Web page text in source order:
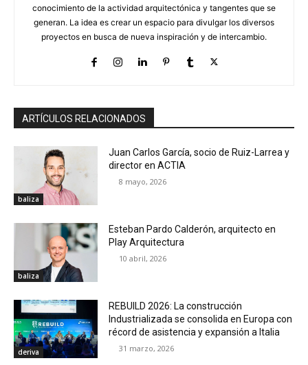
conocimiento de la actividad arquitectónica y tangentes que se
generan. La idea es crear un espacio para divulgar los diversos
proyectos en busca de nueva inspiración y de intercambio.
ARTÍCULOS RELACIONADOS
baliza
Juan Carlos García, socio de Ruiz-Larrea y
director en ACTIA
8 mayo, 2026
baliza
Esteban Pardo Calderón, arquitecto en
Play Arquitectura
10 abril, 2026
deriva
REBUILD 2026: La construcción
Industrializada se consolida en Europa con
récord de asistencia y expansión a Italia
31 marzo, 2026